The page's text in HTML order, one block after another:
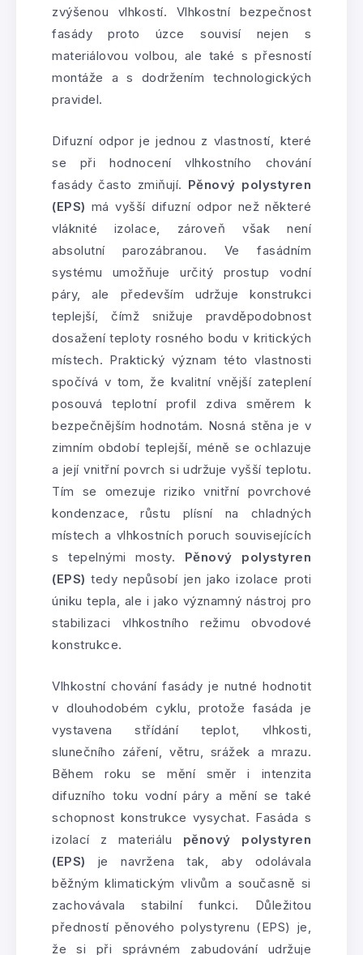
zvýšenou vlhkostí. Vlhkostní bezpečnost
fasády proto úzce souvisí nejen s
materiálovou volbou, ale také s přesností
montáže a s dodržením technologických
pravidel.
Difuzní odpor je jednou z vlastností, které
se při hodnocení vlhkostního chování
fasády často zmiňují. Pěnový polystyren
(EPS) má vyšší difuzní odpor než některé
vláknité izolace, zároveň však není
absolutní parozábranou. Ve fasádním
systému umožňuje určitý prostup vodní
páry, ale především udržuje konstrukci
teplejší, čímž snižuje pravděpodobnost
dosažení teploty rosného bodu v kritických
místech. Praktický význam této vlastnosti
spočívá v tom, že kvalitní vnější zateplení
posouvá teplotní profil zdiva směrem k
bezpečnějším hodnotám. Nosná stěna je v
zimním období teplejší, méně se ochlazuje
a její vnitřní povrch si udržuje vyšší teplotu.
Tím se omezuje riziko vnitřní povrchové
kondenzace, růstu plísní na chladných
místech a vlhkostních poruch souvisejících
s tepelnými mosty. Pěnový polystyren
(EPS) tedy nepůsobí jen jako izolace proti
úniku tepla, ale i jako významný nástroj pro
stabilizaci vlhkostního režimu obvodové
konstrukce.
Vlhkostní chování fasády je nutné hodnotit
v dlouhodobém cyklu, protože fasáda je
vystavena střídání teplot, vlhkosti,
slunečního záření, větru, srážek a mrazu.
Během roku se mění směr i intenzita
difuzního toku vodní páry a mění se také
schopnost konstrukce vysychat. Fasáda s
izolací z materiálu pěnový polystyren
(EPS) je navržena tak, aby odolávala
běžným klimatickým vlivům a současně si
zachovávala stabilní funkci. Důležitou
předností pěnového polystyrenu (EPS) je,
že si při správném zabudování udržuje